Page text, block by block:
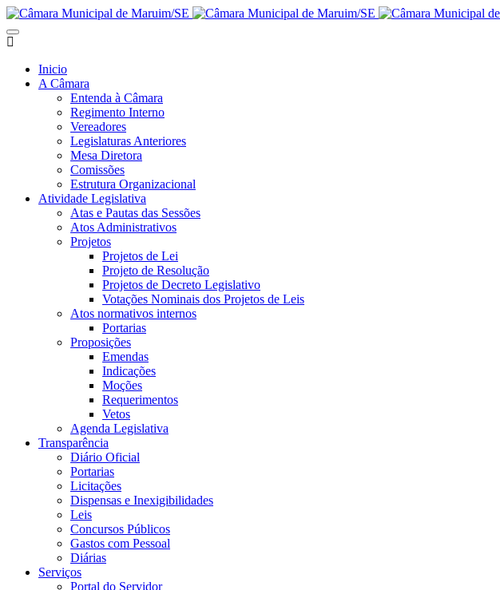
Inicio
A Câmara
Entenda à Câmara
Regimento Interno
Vereadores
Legislaturas Anteriores
Mesa Diretora
Comissões
Estrutura Organizacional
Atividade Legislativa
Atas e Pautas das Sessões
Atos Administrativos
Projetos
Projetos de Lei
Projeto de Resolução
Projetos de Decreto Legislativo
Votações Nominais dos Projetos de Leis
Atos normativos internos
Portarias
Proposições
Emendas
Indicações
Moções
Requerimentos
Vetos
Agenda Legislativa
Transparência
Diário Oficial
Portarias
Licitações
Dispensas e Inexigibilidades
Leis
Concursos Públicos
Gastos com Pessoal
Diárias
Serviços
Portal do Servidor